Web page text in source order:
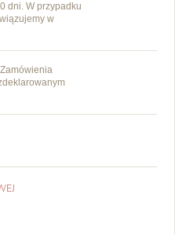
dni. W przypadku
w